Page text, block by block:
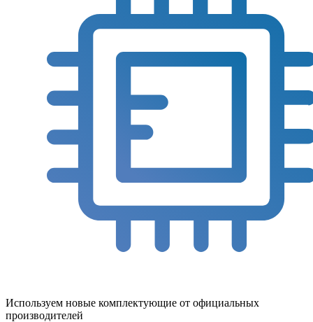
Используем новые комплектующие от официальных
производителей